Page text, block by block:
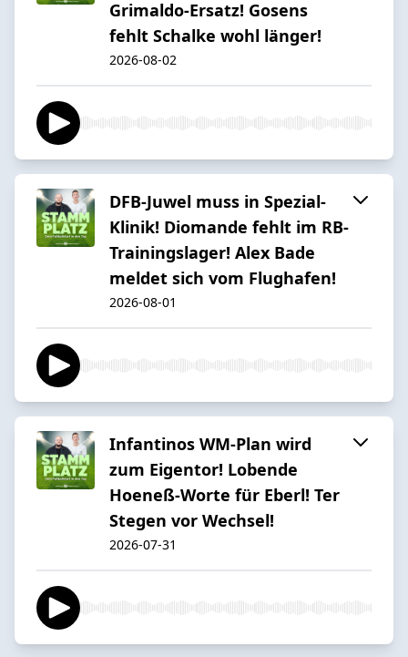
Grimaldo-Ersatz! Gosens
fehlt Schalke wohl länger!
2026-08-02
DFB-Juwel muss in Spezial-
Klinik! Diomande fehlt im RB-
Trainingslager! Alex Bade
meldet sich vom Flughafen!
2026-08-01
Infantinos WM-Plan wird
zum Eigentor! Lobende
Hoeneß-Worte für Eberl! Ter
Stegen vor Wechsel!
2026-07-31